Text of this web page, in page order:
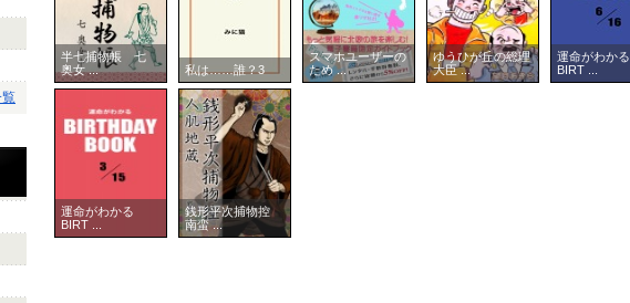
覧
半七捕物帳 七
奥女 ...
私は……誰？3
スマホユーザーの
ため ...
ゆうひが丘の総理
大臣 ...
運命がわかる
BIRT ...
運命がわかる
BIRT ...
銭形平次捕物控
南蛮 ...